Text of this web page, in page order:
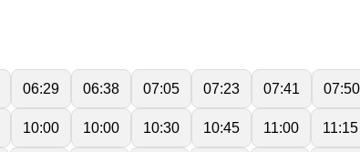
06:29 06:38 07:05 07:23 07:41 07:50
10:00 10:00 10:30 10:45 11:00 11:15